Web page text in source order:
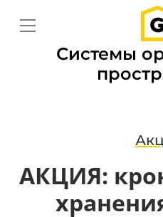
Системы
АКЦИЯ: